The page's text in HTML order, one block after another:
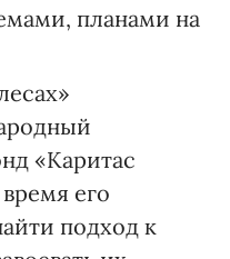
планами на
«Каритас
его
подход к